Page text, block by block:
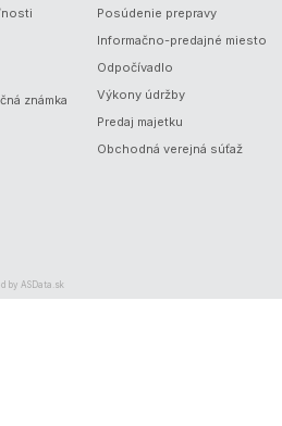
známka
Posúdenie prepravy
Informačno-predajné miesto
Odpočívadlo
Výkony údržby
Predaj majetku
Obchodná verejná súťaž
by ASData.sk